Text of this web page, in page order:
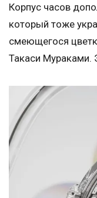
Корпус часов
который тоже
смеющегося
Такаси Мураками.